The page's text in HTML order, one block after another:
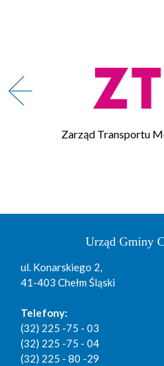
Zarząd Transportu
Urząd Gminy
ul. Konarskiego 2,
41-403 Chełm Śląski
Telefony:
(32) 225 -75 - 03
(32) 225 -75 - 04
(32) 225 - 80 -29